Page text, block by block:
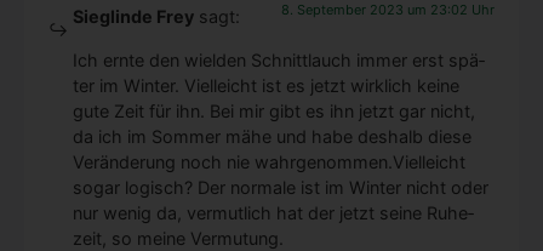
Sieglinde Frey sagt: 8. September 2023 um 23:02 Uhr
Ich ern­te den wiel­den Schnitt­lauch immer erst spä­
ter im Win­ter. Viel­leicht ist es jetzt wirk­lich kei­ne
gute Zeit für ihn. Bei mir gibt es ihn jetzt gar nicht,
da ich im Som­mer mähe und habe des­halb die­se
Ver­än­de­rung noch nie wahrgenommen.Vielleicht
sogar logisch? Der nor­ma­le ist im Win­ter nicht oder
nur wenig da, ver­mut­lich hat der jetzt sei­ne Ruhe­
zeit, so mei­ne Ver­mu­tung.